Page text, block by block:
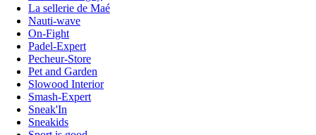
La sellerie de Maé
Nauti-wave
On-Fight
Padel-Expert
Pecheur-Store
Pet and Garden
Slowood Interior
Smash-Expert
Sneak'In
Sneakids